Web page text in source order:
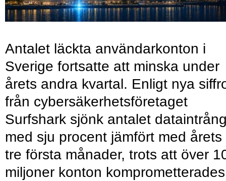
Antalet läckta användarkonton i
Sverige fortsatte att minska under
årets andra kvartal. Enligt nya
från cybersäkerhetsföretaget
Surfshark sjönk antalet
med sju procent jämfört med årets
tre första månader, trots att över
miljoner konton komprometterades